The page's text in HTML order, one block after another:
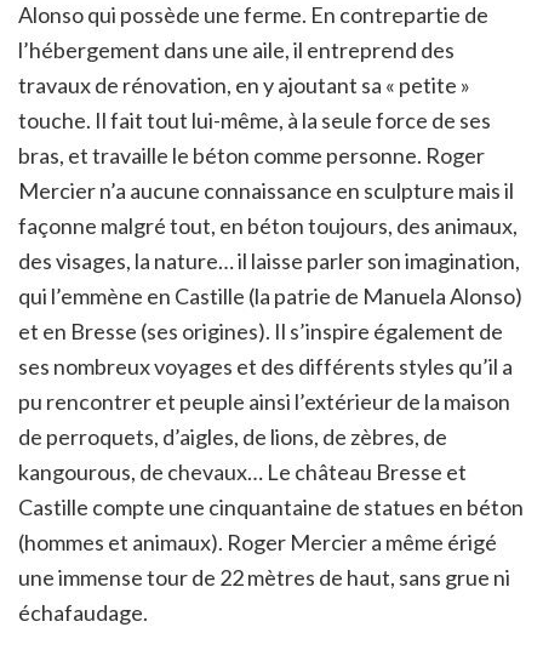
Alonso qui possède une ferme. En contrepartie de
l’hébergement dans une aile, il entreprend des
travaux de rénovation, en y ajoutant sa « petite »
touche. Il fait tout lui-même, à la seule force de ses
bras, et travaille le béton comme personne. Roger
Mercier n’a aucune connaissance en sculpture mais il
façonne malgré tout, en béton toujours, des animaux,
des visages, la nature… il laisse parler son imagination,
qui l’emmène en Castille (la patrie de Manuela Alonso)
et en Bresse (ses origines). Il s’inspire également de
ses nombreux voyages et des différents styles qu’il a
pu rencontrer et peuple ainsi l’extérieur de la maison
de perroquets, d’aigles, de lions, de zèbres, de
kangourous, de chevaux… Le château Bresse et
Castille compte une cinquantaine de statues en béton
(hommes et animaux). Roger Mercier a même érigé
une immense tour de 22 mètres de haut, sans grue ni
échafaudage.